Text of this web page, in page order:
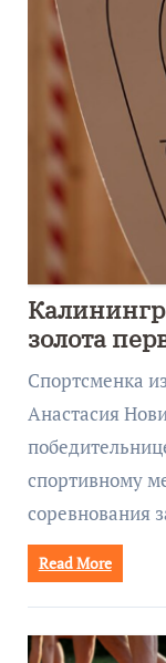
золота
метанию
Спортсменка
Анастасия
спортивному
соревнования
Read More